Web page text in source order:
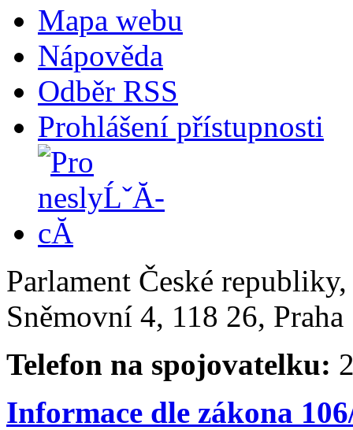
Mapa webu
Nápověda
Odběr RSS
Prohlášení přístupnosti
Parlament České
Sněmovní 4, 118 26,
Telefon na spojovatelku:
Informace dle zákona